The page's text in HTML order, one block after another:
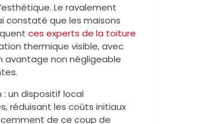
Le ravalement
constaté que les maisons
ces experts de la toiture
thermique visible, avec
avantage non négligeable
un dispositif local
réduisant les coûts initiaux
de ce coup de